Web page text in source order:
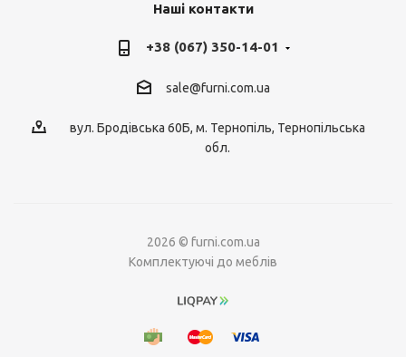
Наші контакти
+38 (067) 350-14-01
sale@furni.com.ua
вул. Бродівська 60Б, м. Тернопіль, Тернопільська
обл.
2026 © furni.com.ua
Комплектуючі до меблів